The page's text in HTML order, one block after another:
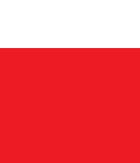
ПИТАНИЯ
И ДОСТАВКА